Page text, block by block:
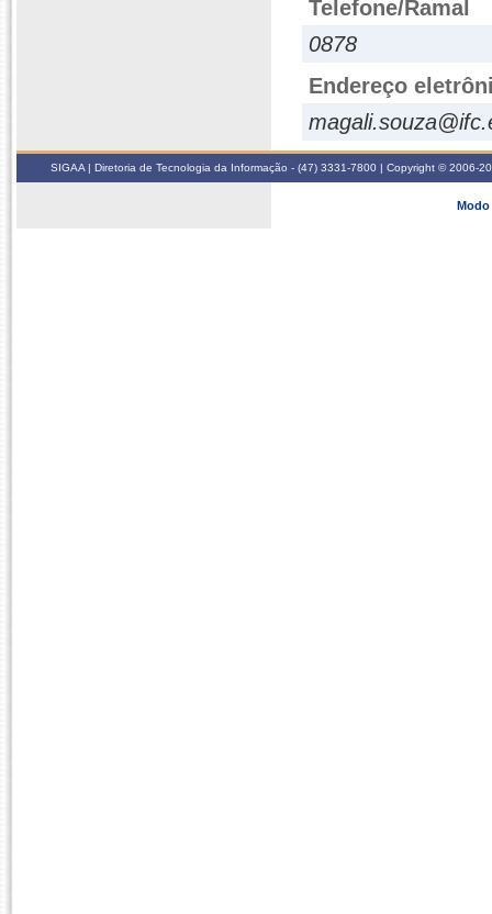
Telefone/Ramal
0878
Endereço
SIGAA | Diretoria de Tecnologia da Informação - (47) 3331-7800 | Copyright © 2006-
Modo